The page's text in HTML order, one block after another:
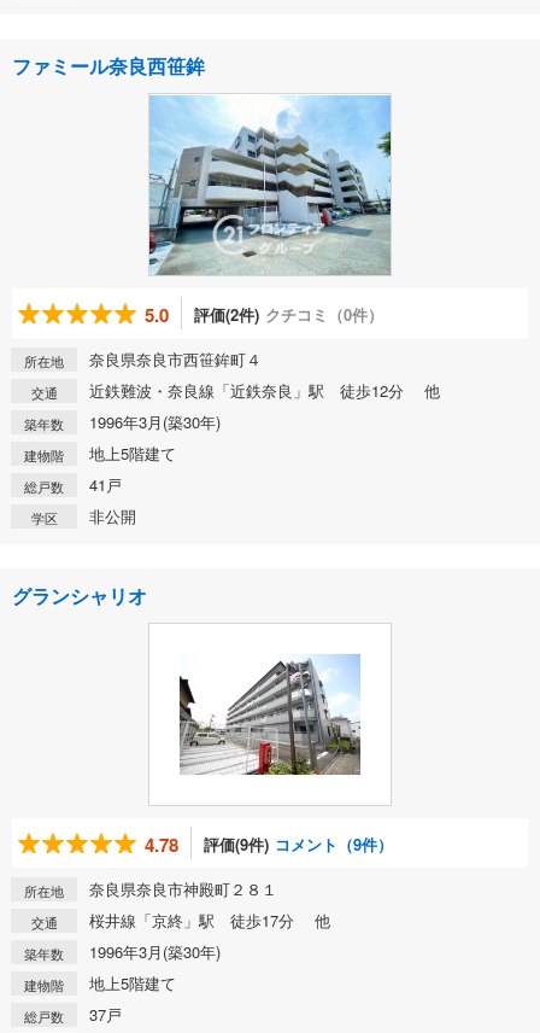
ファミール奈良西笹鉾
5.0 評価(2件) クチコミ（0件）
所在地 奈良県奈良市西笹鉾町４
交通 近鉄難波・奈良線「近鉄奈良」駅 徒歩12分 他
築年数 1996年3月(築30年)
建物階 地上5階建て
総戸数 41戸
学区 非公開
グランシャリオ
4.78 評価(9件) コメント（9件）
所在地 奈良県奈良市神殿町２８１
交通 桜井線「京終」駅 徒歩17分 他
築年数 1996年3月(築30年)
建物階 地上5階建て
総戸数 37戸